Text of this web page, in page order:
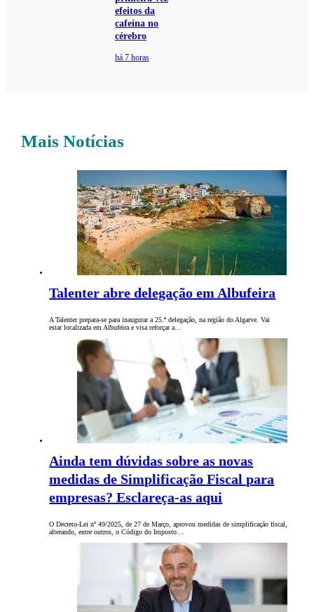
efeitos da
cafeína no
cérebro
há 7 horas
Mais Notícias
Talenter abre delegação em Albufeira
A Talenter prepara-se para inaugurar a 25.ª delegação, na região do Algarve. Vai
estar localizada em Albufeira e visa reforçar a…
Ainda tem dúvidas sobre as novas
medidas de Simplificação Fiscal para
empresas? Esclareça-as aqui
O Decreto-Lei nº 49/2025, de 27 de Março, aprovou medidas de simplificação fiscal,
alterando, entre outros, o Código do Imposto…